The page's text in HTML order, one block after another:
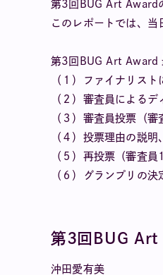
第3回BUG Art Award
このレポートでは、当
第3回BUG Art Award
（１）ファイナリス
（２）審査員によるデ
（３）審査員投票（審
（４）投票理由の説
（５）再投票（審査員
（６）グランプリの決
第3回BUG Art
沖田愛有美